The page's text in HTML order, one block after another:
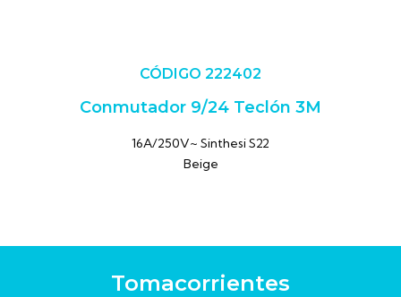
CÓDIGO 222402
Conmutador 9/24 Teclón 3M
16A/250V~ Sinthesi S22
Beige
Tomacorrientes